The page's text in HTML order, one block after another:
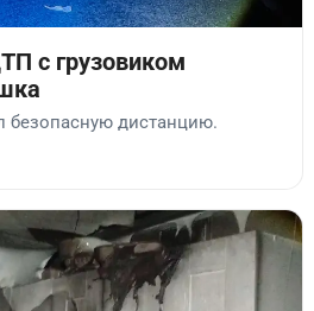
с грузовиком
дистанцию.